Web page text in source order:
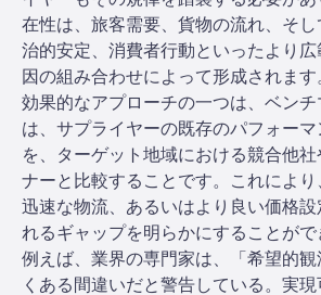
在性は、旅客需要、貨物の流れ、そ
治的安定、消費者行動といったより
因の組み合わせによって形成されます
効果的なアプローチの一つは、ベン
は、サプライヤーの既存のパフォー
を、ターゲット地域における競合他社
ナーと比較することです。これにより
迅速な物流、あるいはより良い価格
れるギャップを明らかにすることがで
例えば、業界の専門家は、「希望的観
くある間違いだと警告している。実